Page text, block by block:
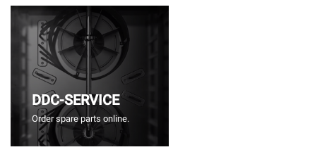
DDC-SERVICE
Order spare parts online.